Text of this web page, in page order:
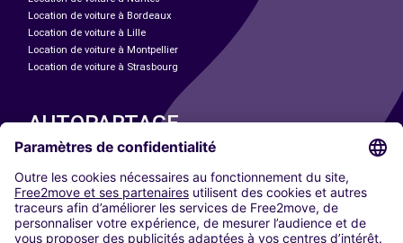
Location de voiture à Bordeaux
Location de voiture à Lille
Location de voiture à Montpellier
Location de voiture à Strasbourg
AUTOPARTAGE
Paris
Madrid
Washington DC
Milan